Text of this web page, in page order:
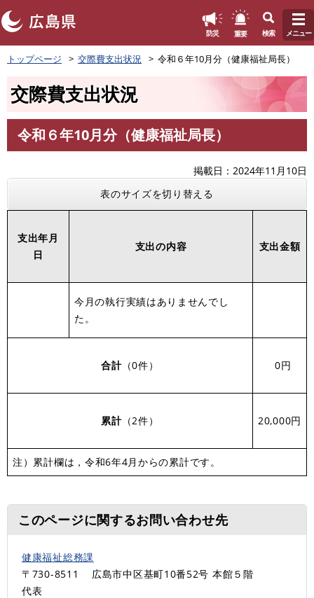
ペ
ー
頭
す
防災 重要 検索 メニュー
トップページ 交際費支出状況 令和６年10月分（健康福祉局長）
交際費支出状況
文
令和６年10月分（健康福祉局長）
掲載日
2024年11月10日
表のサイズを切り替える
支出年月
日
支出の内容 支出金額
今月の執行実績はありませんでし
た。
合計（0件） 0円
累計（2件） 20,000円
注）累計欄は，令和6年4月からの累計です。
このページに関するお問い合わせ先
健康福祉総務課
〒730-8511
広島市中区基町10番52号 本館５階
代表